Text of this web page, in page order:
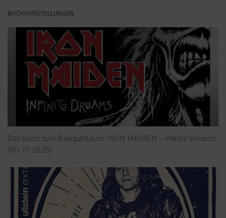
BUCHVORSTELLUNGEN
Das Buch zum Bandjubiläum: IRON MAIDEN – Infinite Dreams
(VÖ: 07.10.25)